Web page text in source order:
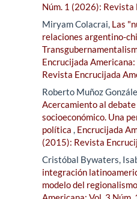
Núm. 1 (2026): Revista
Miryam Colacrai, Las
relaciones argentino-
Encrucijada
Revista Encrucijada
Roberto Muñoz
Acercamiento al
socioeconómico. Una
política , Encrucijada
(2015): Revista
Cristóbal Bywaters,
integración
modelo del